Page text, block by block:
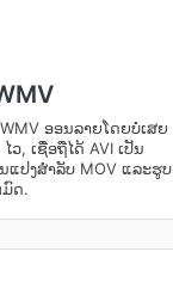
ອອນລາຍໂດຍບໍ່ເສຍ
ວ, ເຊື່ອຖືໄດ້ AVI ເປັນ
ແປງສໍາລັບ MOV ແລະຮູບ
ດ.